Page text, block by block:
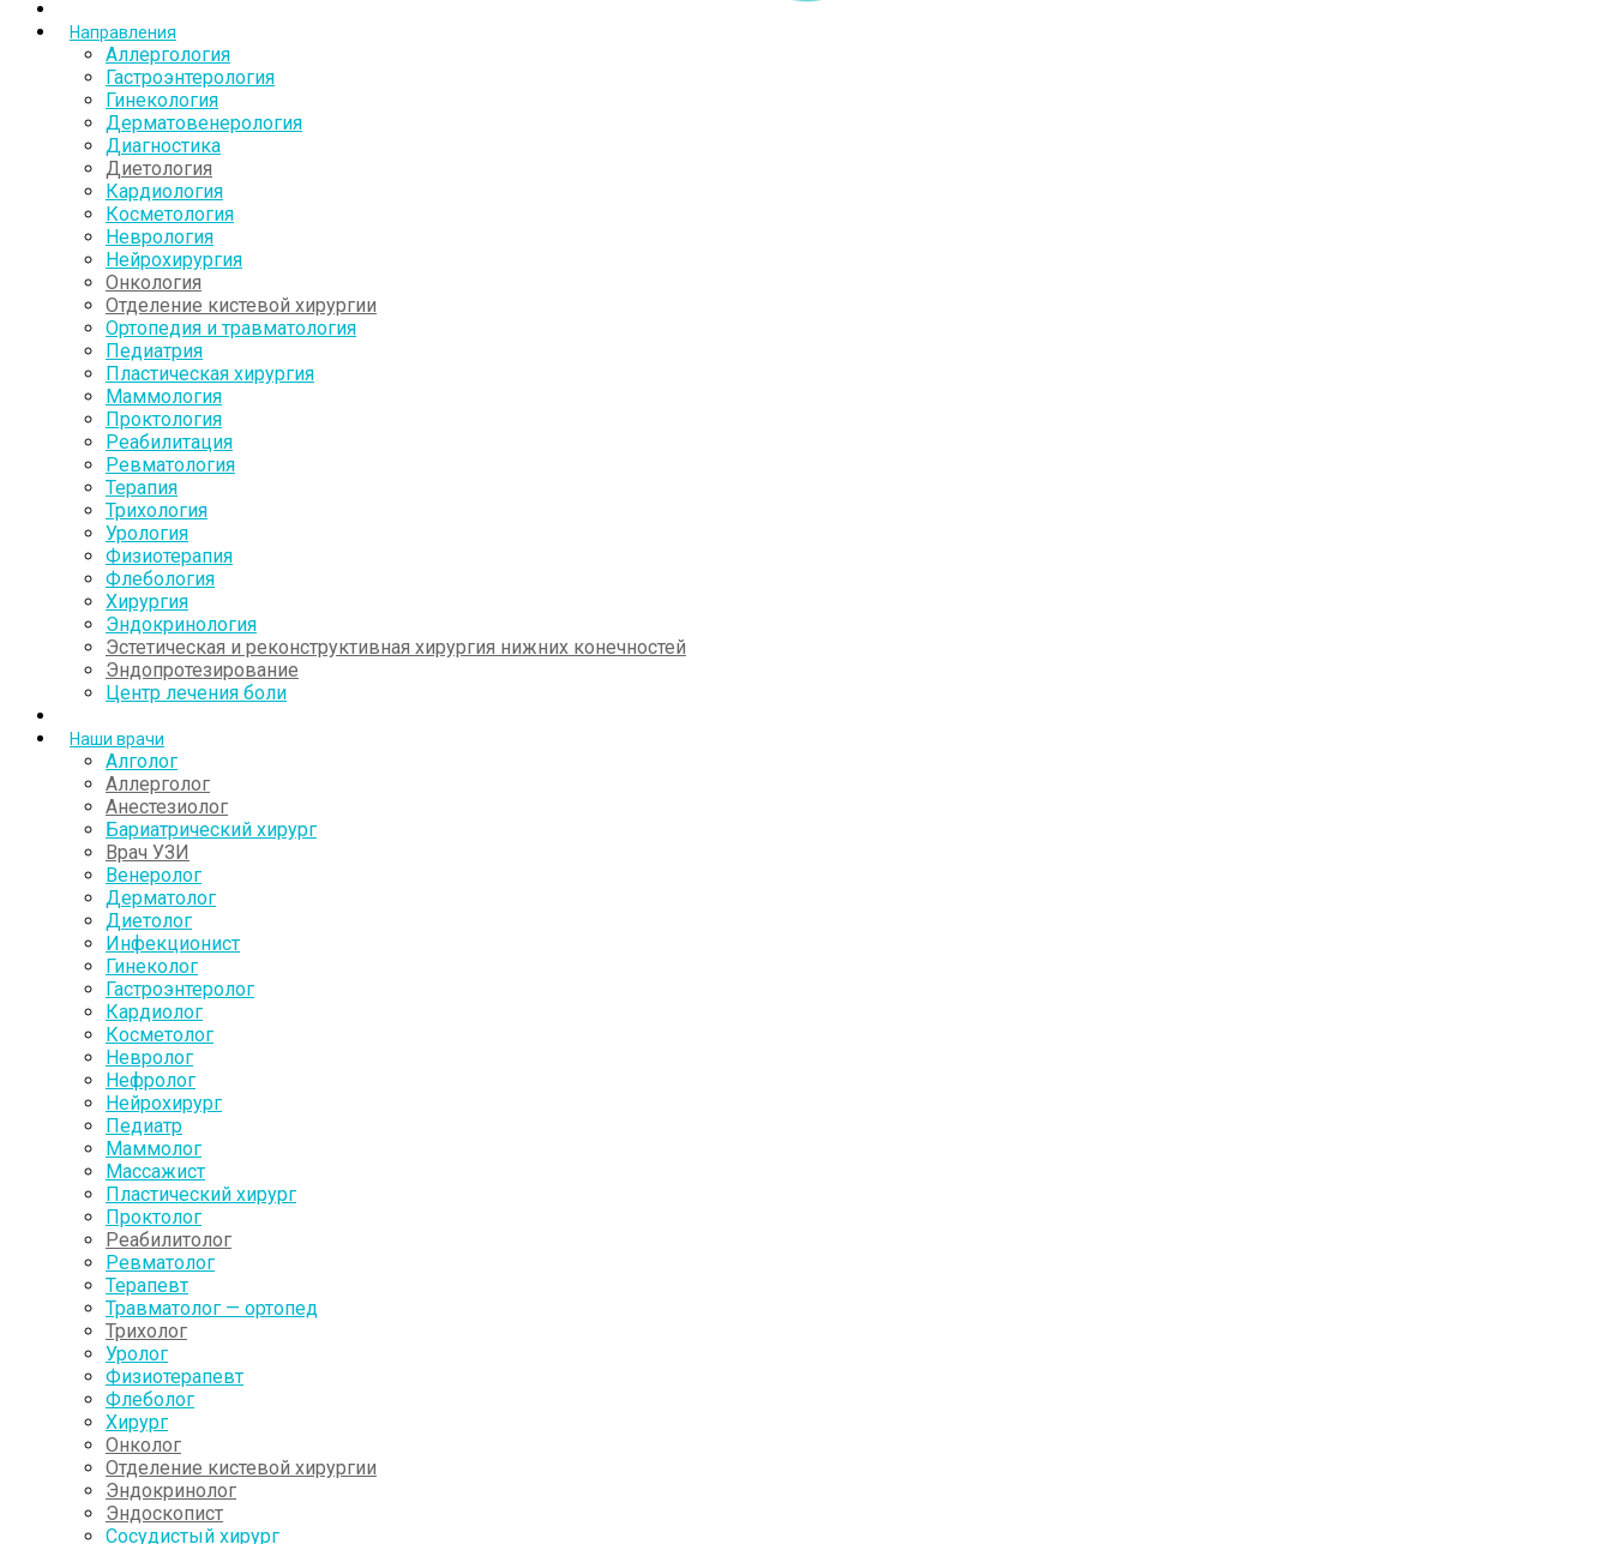
Направления
Аллергология
Гастроэнтерология
Гинекология
Дерматовенерология
Диагностика
Диетология
Кардиология
Косметология
Неврология
Нейрохирургия
Онкология
Отделение кистевой хирургии
Ортопедия и травматология
Педиатрия
Пластическая хирургия
Маммология
Проктология
Реабилитация
Ревматология
Терапия
Трихология
Урология
Физиотерапия
Флебология
Хирургия
Эндокринология
Эстетическая и реконструктивная хирургия нижних конечностей
Эндопротезирование
Центр лечения боли
Наши врачи
Алголог
Аллерголог
Анестезиолог
Бариатрический хирург
Врач УЗИ
Венеролог
Дерматолог
Диетолог
Инфекционист
Гинеколог
Гастроэнтеролог
Кардиолог
Косметолог
Невролог
Нефролог
Нейрохирург
Педиатр
Маммолог
Массажист
Пластический хирург
Проктолог
Реабилитолог
Ревматолог
Терапевт
Травматолог — ортопед
Трихолог
Уролог
Физиотерапевт
Флеболог
Хирург
Онколог
Отделение кистевой хирургии
Эндокринолог
Эндоскопист
Сосудистый хирург